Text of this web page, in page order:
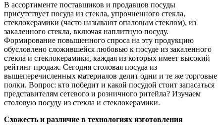
В ассортименте поставщиков и продавцов посуды
присутствует посуда из стекла, упрочненного стекла,
стеклокерамики (часто называют опаловым стеклом), из
закаленного стекла, включая наплитную посуду.
Формирование повышенного спроса на эту продукцию
обусловлено сложившейся любовью к посуде из закаленного
стекла и стеклокерамики, каждая из которых имеет высокий
рейтинг продаж. Сегодня столовая посуда из
вышеперечисленных материалов делит одни и те же торговые
полки. Вопрос: кто победит и какой посудой стоит запасаться
представителям сетевого и розничного ритейла? Изучаем
столовую посуду из стекла и стеклокерамики.
Схожесть и различие в технологиях изготовления